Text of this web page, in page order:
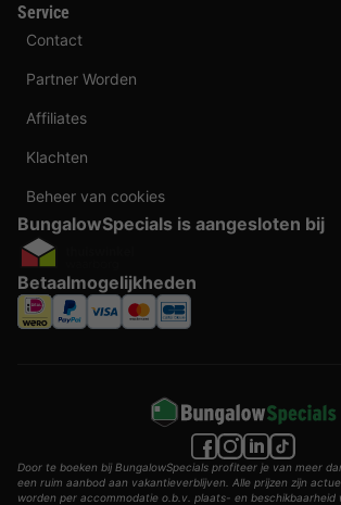
Service
Contact
Partner Worden
Affiliates
Klachten
Beheer van cookies
BungalowSpecials is aangesloten bij
Betaalmogelijkheden
Door te boeken bij BungalowSpecials profiteer je van meer
een ruim aanbod aan vakantieverblijven. Alle prijzen zijn
worden per accommodatie o.b.v. plaats- en beschikbaarheid